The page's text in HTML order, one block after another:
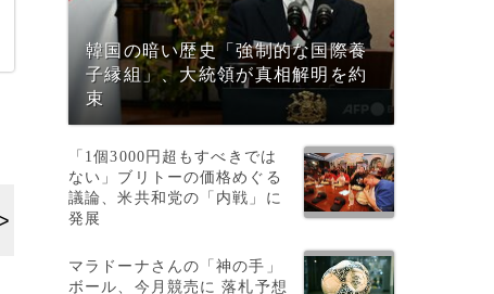
韓国の暗い歴史「強制的な国際養
子縁組」、大統領が真相解明を約
束
「1個3000円超もすべきでは
ない」ブリトーの価格めぐる
議論、米共和党の「内戦」に
発展
マラドーナさんの「神の手」
ボール、今月競売に 落札予想